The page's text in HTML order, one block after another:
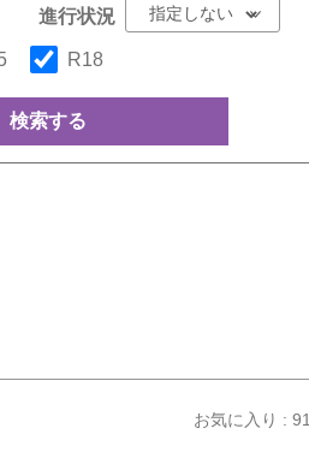
進行状況
R18
検索する
お気に入り : 91